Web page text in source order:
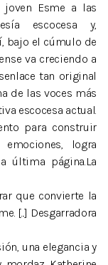
joven Esme a las
escocesa y,
bajo el cúmulo de
va creciendo a
tan original
de las voces más
escocesa actual.
para construir
logra
última página.La
que convierte la
[...] Desgarradora
una elegancia y